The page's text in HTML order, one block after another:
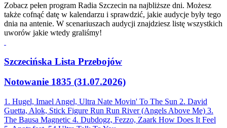
Zobacz pełen program Radia Szczecin na najbliższe dni. Możesz
także cofnąć datę w kalendarzu i sprawdzić, jakie audycje były tego
dnia na antenie. W scenariuszach audycji znajdziesz listę wszystkich
uworów jakie wtedy graliśmy!
Szczecińska Lista Przebojów
Notowanie 1835 (31.07.2026)
1. Hugel, Imael Angel, Ultra Nate Movin' To The Sun 2. David
Guetta, Alok, Stick Figure Run Run River (Angels Above Me) 3.
The Bausa Magnetic 4. Dubdogz, Fezzo, Zaark How Does It Feel